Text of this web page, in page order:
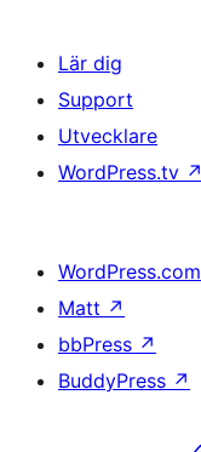
Lär dig
Support
Utvecklare
WordPress.tv ↗
WordPress.com
Matt ↗
bbPress ↗
BuddyPress ↗